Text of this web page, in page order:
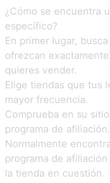
¿Cómo se encuentra
específico?
En primer lugar,
ofrezcan
quieres vender.
Elige tiendas que tus
mayor frecuencia.
Comprueba en su
programa de afiliación.
Normalmente
programa de
la tienda en cuestión.